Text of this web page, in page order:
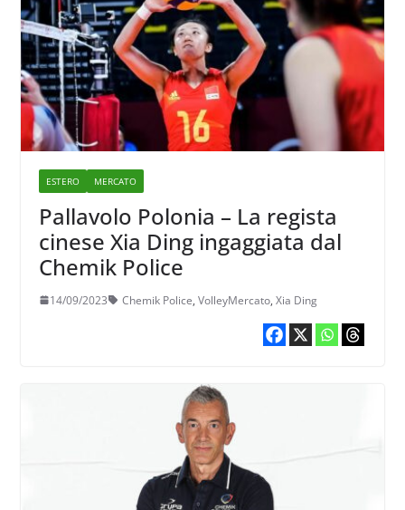
ESTERO MERCATO
Pallavolo Polonia – La regista
cinese Xia Ding ingaggiata dal
Chemik Police
14/09/2023 Chemik Police, VolleyMercato, Xia Ding